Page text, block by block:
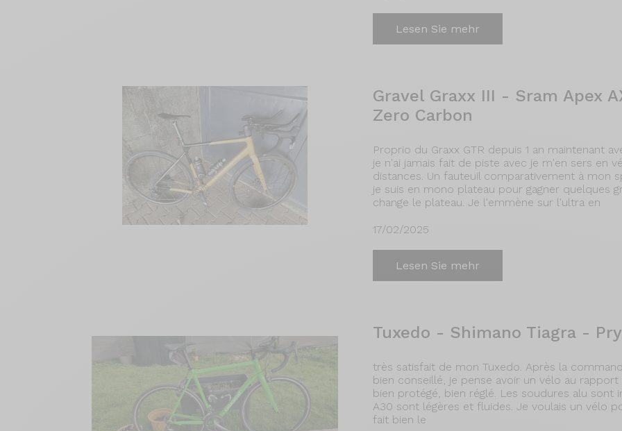
Lesen Sie mehr
Gravel Graxx III - Sram Apex
Zero Carbon
Proprio du Graxx GTR depuis 1 an maintenant
je n'ai jamais fait de piste avec je m'en sers en
distances. Un fauteuil comparativement à mon
je suis en mono plateau pour gagner quelques
change le plateau. Je l'emmène sur l'ultra en
17/02/2025
Lesen Sie mehr
Tuxedo - Shimano Tiagra -
très satisfait de mon Tuxedo. Après la
bien conseillé, je pense avoir un vélo au
bien protégé, bien réglé. Les soudures alu
A30 sont légères et fluides. Je voulais un vélo
fait bien le